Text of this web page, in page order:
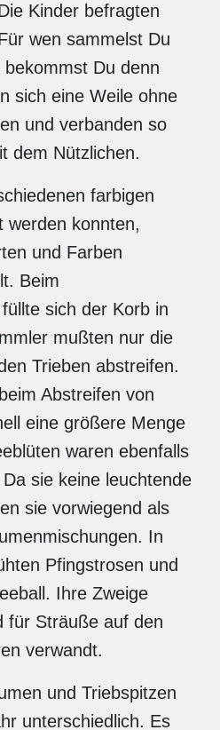
Kinder befragten
wen sammelst Du
Du denn
sich eine Weile ohne
und verbanden so
dem Nützlichen.
farbigen
werden konnten,
und Farben
Beim
sich der Korb in
mußten nur die
Trieben abstreifen.
Abstreifen von
eine größere Menge
waren ebenfalls
sie keine leuchtende
sie vorwiegend als
In
Pfingstrosen und
Ihre Zweige
für Sträuße auf den
verwandt.
und Triebspitzen
unterschiedlich. Es